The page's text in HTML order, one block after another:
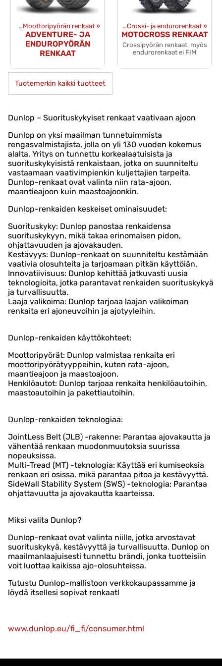
‪» Moottoripyörän renkaat ‪»
ADVENTURE- JA
ENDUROPYÖRÄN
RENKAAT
Tuotteet ‪» Renkaat ja vanteet ‪» Crossi- ja endurorenkaat ‪»
MOTOCROSS RENKAAT
Crossipyörän renkaat, myös
endurorenkaat ei FIM
Tuotemerkin kaikki tuotteet
Dunlop – Suorituskykyiset renkaat vaativaan ajoon
Dunlop on yksi maailman tunnetuimmista
rengasvalmistajista, jolla on yli 130 vuoden kokemus
alalta. Yritys on tunnettu korkealaatuisista ja
suorituskykyisistä renkaistaan, jotka on suunniteltu
vastaamaan vaativimpienkin kuljettajien tarpeita.
Dunlop-renkaat ovat valinta niin rata-ajoon,
maantieajoon kuin maastoajoonkin.
Dunlop-renkaiden keskeiset ominaisuudet:
Suorituskyky: Dunlop panostaa renkaidensa
suorituskykyyn, mikä takaa erinomaisen pidon,
ohjattavuuden ja ajovakauden.
Kestävyys: Dunlop-renkaat on suunniteltu kestämään
vaativia olosuhteita ja tarjoamaan pitkän käyttöiän.
Innovatiivisuus: Dunlop kehittää jatkuvasti uusia
teknologioita, jotka parantavat renkaiden suorituskykyä
ja turvallisuutta.
Laaja valikoima: Dunlop tarjoaa laajan valikoiman
renkaita eri ajoneuvoihin ja ajotyyleihin.
Dunlop-renkaiden käyttökohteet:
Moottoripyörät: Dunlop valmistaa renkaita eri
moottoripyörätyyppeihin, kuten rata-ajoon,
maantieajoon ja maastoajoon.
Henkilöautot: Dunlop tarjoaa renkaita henkilöautoihin,
maastoautoihin ja pakettiautoihin.
Dunlop-renkaiden teknologiaa:
JointLess Belt (JLB) -rakenne: Parantaa ajovakautta ja
vähentää renkaan muodonmuutoksia suurissa
nopeuksissa.
Multi-Tread (MT) -teknologia: Käyttää eri kumiseoksia
renkaan eri osissa, mikä parantaa pitoa ja kestävyyttä.
SideWall Stability System (SWS) -teknologia: Parantaa
ohjattavuutta ja ajovakautta kaarteissa.
Miksi valita Dunlop?
Dunlop-renkaat ovat valinta niille, jotka arvostavat
suorituskykyä, kestävyyttä ja turvallisuutta. Dunlop on
maailmanlaajuisesti tunnettu brändi, jonka tuotteisiin
voit luottaa kaikissa ajo-olosuhteissa.
Tutustu Dunlop-mallistoon verkkokaupassamme ja
löydä itsellesi sopivat renkaat!
www.dunlop.eu/fi_fi/consumer.html